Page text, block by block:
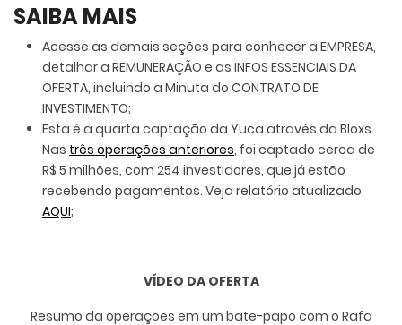
SAIBA MAIS
Acesse as demais seções para conhecer a EMPRESA,
detalhar a REMUNERAÇÃO e as INFOS ESSENCIAIS DA
OFERTA, incluindo a Minuta do CONTRATO DE
INVESTIMENTO;
Esta é a quarta captação da Yuca através da Bloxs..
Nas três operações anteriores, foi captado cerca de
R$ 5 milhões, com 254 investidores, que já estão
recebendo pagamentos. Veja relatório atualizado
AQUI;
VÍDEO DA OFERTA
Resumo da operações em um bate-papo com o Rafa